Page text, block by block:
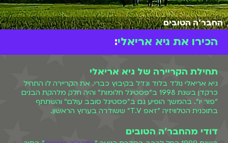
החבר'ה הטובים
הכירו את גיא אריאלי:
תחילת הקריירה של גיא אריאלי
גיא אריאלי נולד בלוד וגדל בקיבוץ כברי. את הקריירה לו התחיל
כרקדן בשנת 1998 ב"פסטיגל חלומות" והיה חלק מלהקת הבנים
"פור יו". בהמשך הופיע גם ב"פסטיגל סובב עולם" והשתתף
בתוכנית הטלוויזיה "זאפ T.V" ששודרה בערוץ הראשון.
דודי מהחבר'ה הטובים